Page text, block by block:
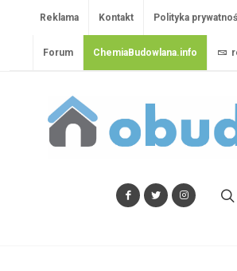
Reklama Kontakt Polityka
Forum ChemiaBudowlana.info